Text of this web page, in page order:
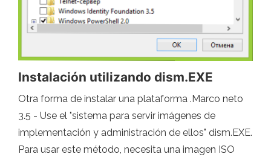
Instalación utilizando dism.EXE
Otra forma de instalar una plataforma .Marco neto
3.5 - Use el "sistema para servir imágenes de
implementación y administración de ellos" dism.EXE.
Para usar este método, necesita una imagen ISO